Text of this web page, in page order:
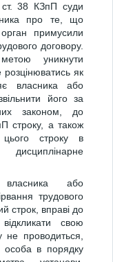
38 КЗпП суди
про те, що
примусили
договору.
уникнути
розцінюватись як
власника або
його за
законом, до
строку, а також
цього строку в
або
трудового
строк, вправі до
свою
не проводиться,
в порядку